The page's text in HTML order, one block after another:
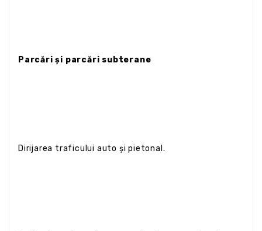
Parcări și parcări subterane
Dirijarea traficului auto și pietonal.